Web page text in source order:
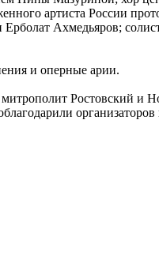
артиста России
Ахмедьяров;
и оперные арии.
Ростовский и